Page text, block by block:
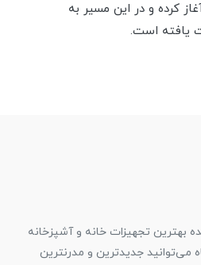
کرده و در این مسیر به
یافته است.
بهترین تجهیزات خانه و آشپزخانه
می‌توانید جدیدترین و مدرنترین